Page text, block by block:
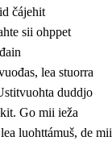
čájehit
sii ohppet
lea stuorra
duddjo
Go mii ieža
luohttámuš, de mii